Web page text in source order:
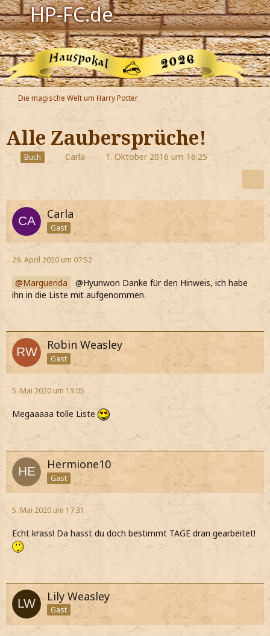
HP-FC.de
Navigation
Harry Potter
Der HP-FC
Hogwarts
Zauberwelt
Jetzt Fanclub-Mitglied werden!
Die magische Welt um Harry Potter
Alle Zaubersprüche!
Buch Carla 1. Oktober 2016 um 16:25
Carla
Gast
29. April 2020 um 07:52
Marguerida
@Hyunwon Danke für den Hinweis, ich habe
ihn in die Liste mit aufgenommen.
Robin Weasley
Gast
5. Mai 2020 um 13:05
Megaaaaa tolle Liste
Hermione10
Gast
5. Mai 2020 um 17:31
Echt krass! Da hasst du doch bestimmt TAGE dran gearbeitet!
Lily Weasley
Gast